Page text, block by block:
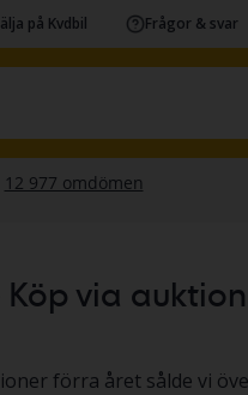
på Kvdbil Frågor & svar
via
förra året sålde vi